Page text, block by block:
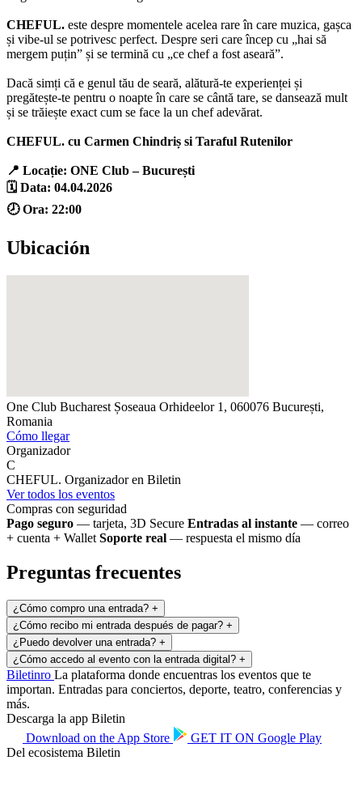
CHEFUL. este despre momentele acelea rare în care muzica, gașca
și vibe-ul se potrivesc perfect. Despre seri care încep cu „hai să
mergem puțin” și se termină cu „ce chef a fost aseară”.
Dacă simți că e genul tău de seară, alătură-te experienței și
pregătește-te pentru o noapte în care se cântă tare, se dansează mult
și se trăiește exact cum se face la un chef adevărat.
CHEFUL. cu Carmen Chindriș si Taraful Rutenilor
📍 Locație: ONE Club – București
🗓 Data: 04.04.2026
🕗 Ora: 22:00
Ubicación
One Club Bucharest Șoseaua Orhideelor 1, 060076 București,
Romania
Cómo llegar
Organizador
C
CHEFUL. Organizador en Biletin
Ver todos los eventos
Compras con seguridad
Pago seguro — tarjeta, 3D Secure Entradas al instante — correo
+ cuenta + Wallet Soporte real — respuesta el mismo día
Preguntas frecuentes
¿Cómo compro una entrada? +
¿Cómo recibo mi entrada después de pagar? +
¿Puedo devolver una entrada? +
¿Cómo accedo al evento con la entrada digital? +
Biletinro La plataforma donde encuentras los eventos que te
importan. Entradas para conciertos, deporte, teatro, conferencias y
más.
Descarga la app Biletin
Download on the App Store GET IT ON Google Play
Del ecosistema Biletin